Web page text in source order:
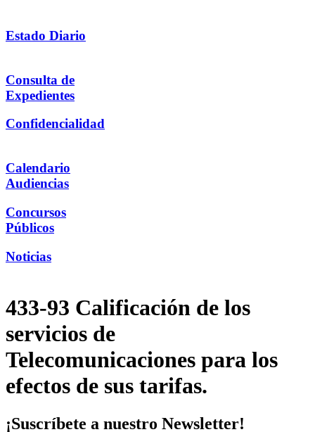
Estado Diario
Consulta de
Expedientes
Confidencialidad
Calendario
Audiencias
Concursos
Públicos
Noticias
433-93 Calificación de los
servicios de
Telecomunicaciones para los
efectos de sus tarifas.
¡Suscríbete a nuestro Newsletter!